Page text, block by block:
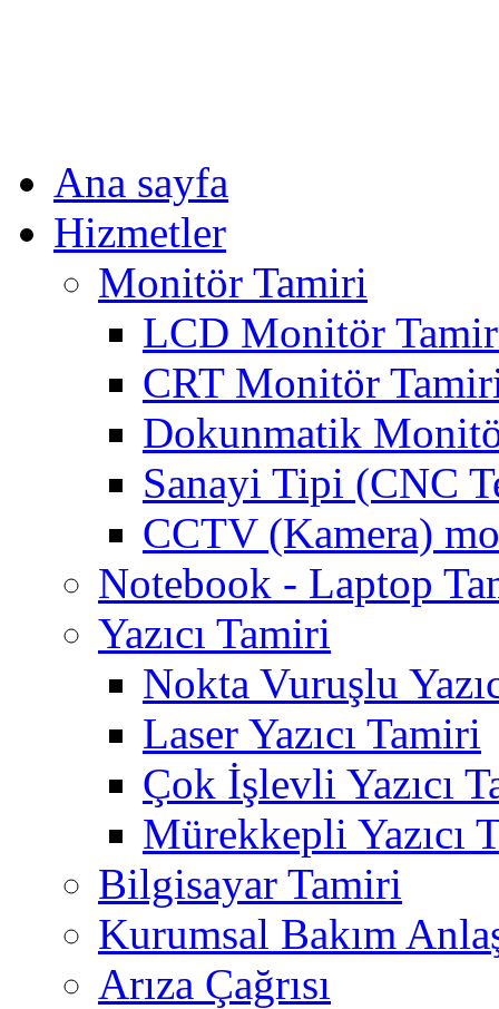
Ana sayfa
Hizmetler
Monitör Tamiri
LCD Monitör
CRT Monitör
Dokunmatik
Sanayi Tipi (CNC
CCTV (Kamera)
Notebook - Laptop
Yazıcı Tamiri
Nokta Vuruşlu
Laser Yazıcı Tamiri
Çok İşlevli Yazıcı
Mürekkepli Yazıcı
Bilgisayar Tamiri
Kurumsal Bakım
Arıza Çağrısı